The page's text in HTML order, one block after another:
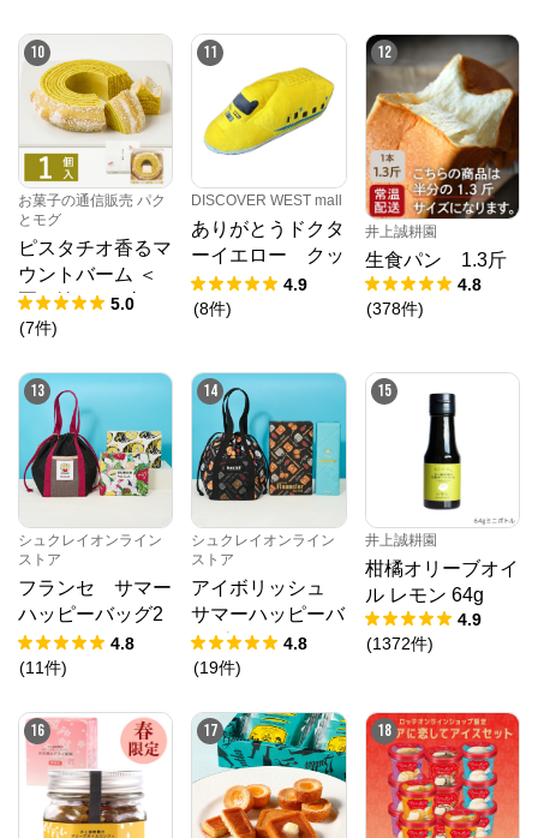
10
お菓子の通信販売 パク
とモグ
ピスタチオ香るマ
ウントバーム ＜
夏の輪＞ 1山
5.0
(7件)
11
DISCOVER WEST mall
ありがとうドクタ
ーイエロー クッ
ション
4.9
(8件)
12
井上誠耕園
生食パン 1.3斤
4.8
(378件)
13
シュクレイオンライン
ストア
フランセ サマー
ハッピーバッグ2
026
4.8
(11件)
14
シュクレイオンライン
ストア
アイボリッシュ
サマーハッピーバ
ッグ2026 4.8
(19件)
15
井上誠耕園
柑橘オリーブオイ
ル レモン 64g
4.9
(1372件)
16 17 18